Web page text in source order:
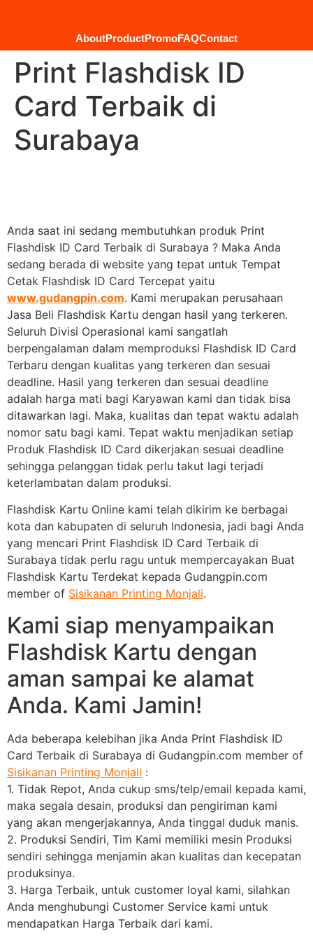
AboutProductPromoFAQContact
Print Flashdisk ID
Card Terbaik di
Surabaya
Anda saat ini sedang membutuhkan produk Print
Flashdisk ID Card Terbaik di Surabaya ? Maka Anda
sedang berada di website yang tepat untuk Tempat
Cetak Flashdisk ID Card Tercepat yaitu
www.gudangpin.com. Kami merupakan perusahaan
Jasa Beli Flashdisk Kartu dengan hasil yang terkeren.
Seluruh Divisi Operasional kami sangatlah
berpengalaman dalam memproduksi Flashdisk ID Card
Terbaru dengan kualitas yang terkeren dan sesuai
deadline. Hasil yang terkeren dan sesuai deadline
adalah harga mati bagi Karyawan kami dan tidak bisa
ditawarkan lagi. Maka, kualitas dan tepat waktu adalah
nomor satu bagi kami. Tepat waktu menjadikan setiap
Produk Flashdisk ID Card dikerjakan sesuai deadline
sehingga pelanggan tidak perlu takut lagi terjadi
keterlambatan dalam produksi.
Flashdisk Kartu Online kami telah dikirim ke berbagai
kota dan kabupaten di seluruh Indonesia, jadi bagi Anda
yang mencari Print Flashdisk ID Card Terbaik di
Surabaya tidak perlu ragu untuk mempercayakan Buat
Flashdisk Kartu Terdekat kepada Gudangpin.com
member of Sisikanan Printing Monjali.
Kami siap menyampaikan
Flashdisk Kartu dengan
aman sampai ke alamat
Anda. Kami Jamin!
Ada beberapa kelebihan jika Anda Print Flashdisk ID
Card Terbaik di Surabaya di Gudangpin.com member of
Sisikanan Printing Monjali :
1. Tidak Repot, Anda cukup sms/telp/email kepada kami,
maka segala desain, produksi dan pengiriman kami
yang akan mengerjakannya, Anda tinggal duduk manis.
2. Produksi Sendiri, Tim Kami memiliki mesin Produksi
sendiri sehingga menjamin akan kualitas dan kecepatan
produksinya.
3. Harga Terbaik, untuk customer loyal kami, silahkan
Anda menghubungi Customer Service kami untuk
mendapatkan Harga Terbaik dari kami.